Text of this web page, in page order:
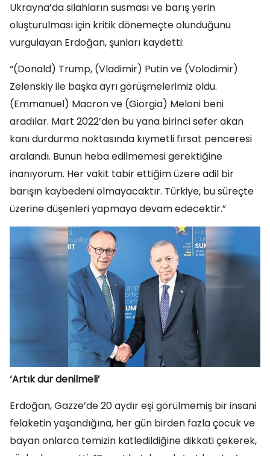
Ukrayna’da silahların susması ve barış yerin
oluşturulması için kritik dönemeçte olunduğunu
vurgulayan Erdoğan, şunları kaydetti:
“(Donald) Trump, (Vladimir) Putin ve (Volodimir)
Zelenskiy ile başka ayrı görüşmelerimiz oldu.
(Emmanuel) Macron ve (Giorgia) Meloni beni
aradılar. Mart 2022’den bu yana birinci sefer akan
kanı durdurma noktasında kıymetli fırsat penceresi
aralandı. Bunun heba edilmemesi gerektiğine
inanıyorum. Her vakit tabir ettiğim üzere adil bir
barışın kaybedeni olmayacaktır. Türkiye, bu süreçte
üzerine düşenleri yapmaya devam edecektir.”
‘Artık dur denilmeli’
Erdoğan, Gazze’de 20 aydır eşi görülmemiş bir insani
felaketin yaşandığına, her gün birden fazla çocuk ve
bayan onlarca temizin katledildiğine dikkati çekerek,